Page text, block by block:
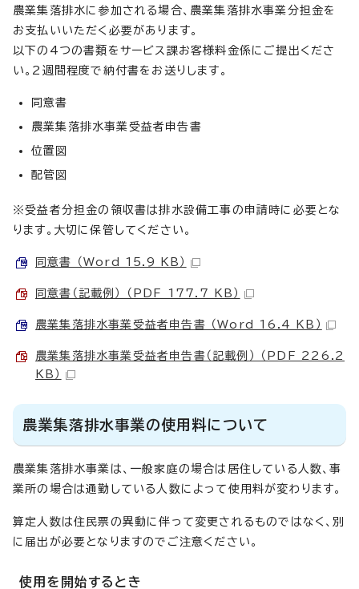
農業集落排水に参加される場合、農業集落排水事業分担金を
お支払いいただく必要があります。
以下の4つの書類をサービス課お客様料金係にご提出くださ
い。2週間程度で納付書をお送りします。
同意書
農業集落排水事業受益者申告書
位置図
配管図
※受益者分担金の領収書は排水設備工事の申請時に必要とな
ります。大切に保管してください。
同意書 （Word 15.9 KB）
同意書（記載例） （PDF 177.7 KB）
農業集落排水事業受益者申告書 （Word 16.4 KB）
農業集落排水事業受益者申告書（記載例） （PDF 226.2
KB）
農業集落排水事業の使用料について
農業集落排水事業は、一般家庭の場合は居住している人数、事
業所の場合は通勤している人数によって使用料が変わります。
算定人数は住民票の異動に伴って変更されるものではなく、別
に届出が必要となりますのでご注意ください。
使用を開始するとき